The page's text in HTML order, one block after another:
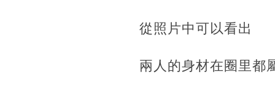
從照片中可以看出
兩人的身材在圈里都